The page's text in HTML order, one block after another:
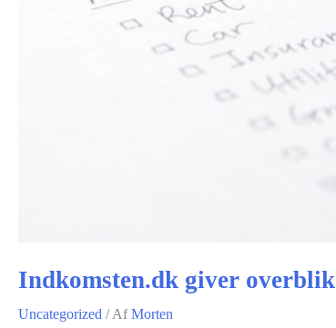
Indkomsten.dk giver
Uncategorized / AfMorten